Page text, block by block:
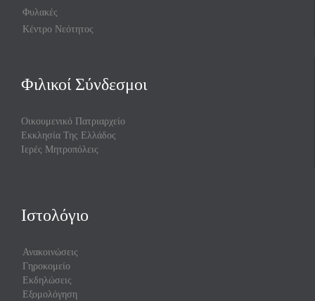
Φυλακές
Κέντρο Νεότητος
Φιλικοί Σύνδεσμοι
Οικουμενικό Πατριαρχείο
Εκκλησία Της Ελλάδος
Ιερές Μητροπόλεις
Ιστολόγιο
Ανακοινώσεις
Γηροκομείο
Εκδηλώσεις
Εξομολόγηση